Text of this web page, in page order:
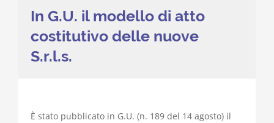
In G.U. il modello di atto
costitutivo delle nuove
S.r.l.s.
È stato pubblicato in G.U. (n. 189 del 14 agosto) il